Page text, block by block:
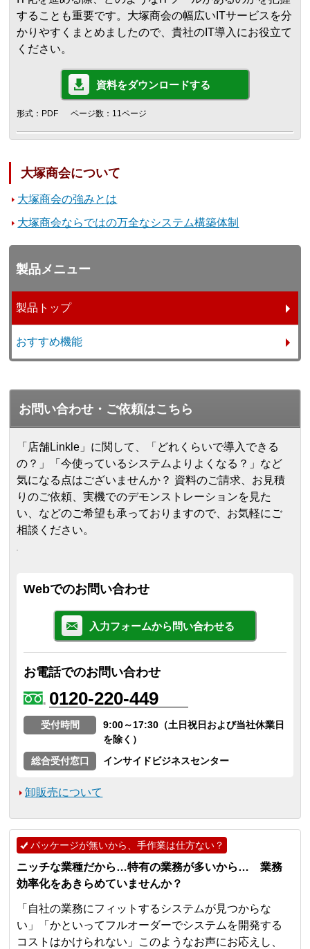
することも重要です。大塚商会の幅広いITサービスを分
かりやすくまとめましたので、貴社のIT導入にお役立て
ください。
資料をダウンロードする
形式：PDF ページ数：11ページ
大塚商会について
大塚商会の強みとは
大塚商会ならではの万全なシステム構築体制
製品メニュー
製品トップ
おすすめ機能
お問い合わせ・ご依頼はこちら
「店舗Linkle」に関して、「どれくらいで導入できる
の？」「今使っているシステムよりよくなる？」など
気になる点はございませんか？ 資料のご請求、お見積
りのご依頼、実機でのデモンストレーションを見た
い、などのご希望も承っておりますので、お気軽にご
相談ください。
Webでのお問い合わせ
入力フォームから問い合わせる
お電話でのお問い合わせ
0120-220-449
受付時間
9:00～17:30（土日祝日および当社休業日
を除く）
総合受付窓口
インサイドビジネスセンター
卸販売について
パッケージが無いから、手作業は仕方ない？
ニッチな業種だから…特有の業務が多いから… 業務
効率化をあきらめていませんか？
「自社の業務にフィットするシステムが見つからな
い」「かといってフルオーダーでシステムを開発する
コストはかけられない」このようなお声にお応えし、